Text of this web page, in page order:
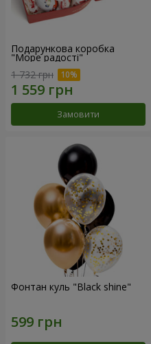
Подарункова коробка
"Море радості"
1 732 грн
Замовити
Фонтан куль "Black shine"